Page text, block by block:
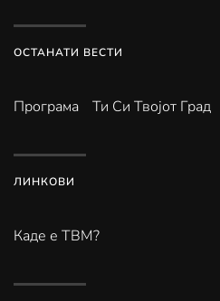
ОСТАНАТИ ВЕСТИ
Програма Ти Си Твојот Град
ЛИНКОВИ
Каде е ТВМ?